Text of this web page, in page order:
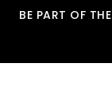
Skip to content